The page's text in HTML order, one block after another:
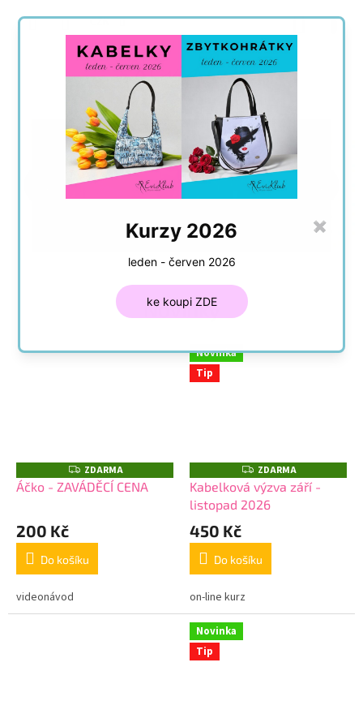
CZK
Předchozí
Novinky
Z
D
A
ZDARMA
Áčko - ZAVÁDĚCÍ CENA
200 Kč
Do košíku
videonávod
Novinka
Tip
Z
D
A
R
ZDARMA
Kabelková výzva září -
listopad 2026
450 Kč
Do košíku
on-line kurz
Novinka
Tip
Kurzy 2026 ✖
leden - červen 2026
ke koupi ZDE